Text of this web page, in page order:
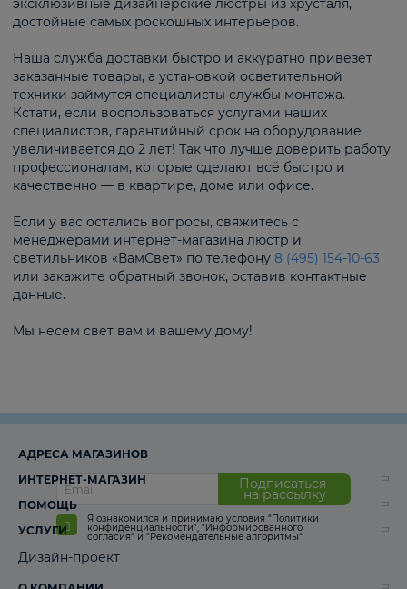
эксклюзивные дизайнерские люстры из хрусталя,
достойные самых роскошных интерьеров.
Наша служба доставки быстро и аккуратно привезет
заказанные товары, а установкой осветительной
техники займутся специалисты службы монтажа.
Кстати, если воспользоваться услугами наших
специалистов, гарантийный срок на оборудование
увеличивается до 2 лет! Так что лучше доверить работу
профессионалам, которые сделают всё быстро и
качественно — в квартире, доме или офисе.
Если у вас остались вопросы, свяжитесь с
менеджерами интернет-магазина люстр и
светильников «ВамСвет» по телефону 8 (495) 154-10-63
или закажите обратный звонок, оставив контактные
данные.
Мы несем свет вам и вашему дому!
Подписаться
на рассылку
Я ознакомился и принимаю условия “Политики
конфиденциальности”, “Информированного
согласия“ и “Рекомендательные алгоритмы“
АДРЕСА МАГАЗИНОВ
ИНТЕРНЕТ-МАГАЗИН
ПОМОЩЬ
УСЛУГИ
Дизайн-проект